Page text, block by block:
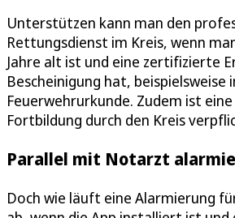
Unterstützen kann man den
Rettungsdienst im Kreis, wenn
Jahre alt ist und eine zertifizierte
Bescheinigung hat, beispielsweise
Feuerwehrurkunde. Zudem ist
Fortbildung durch den Kreis
Parallel mit Notarzt
Doch wie läuft eine Alarmierung